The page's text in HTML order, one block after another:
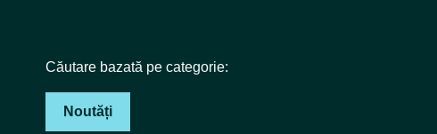
Căutare bazată pe categorie:
Noutăți